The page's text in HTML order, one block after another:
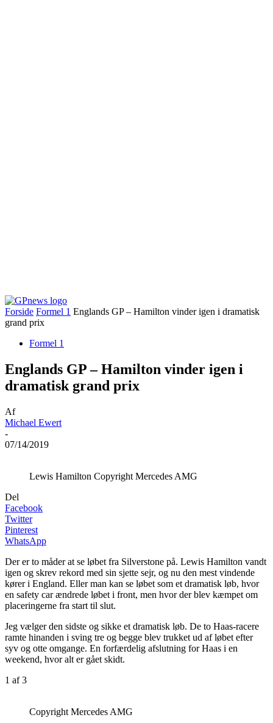
Forside Formel 1 Englands GP – Hamilton vinder igen i dramatisk
grand prix
Formel 1
Englands GP – Hamilton vinder igen i
dramatisk grand prix
Af
Michael Ewert
-
07/14/2019
Lewis Hamilton Copyright Mercedes AMG
Del
Facebook
Twitter
Pinterest
WhatsApp
Der er to måder at se løbet fra Silverstone på. Lewis Hamilton vandt
igen og skrev rekord med sin sjette sejr, og nu den mest vindende
kører i England. Eller man kan se løbet som et dramatisk løb, hvor
en safety car ændrede løbet i front, men hvor der blev kæmpet om
placeringerne fra start til slut.
Jeg vælger den sidste og sikke et dramatisk løb. De to Haas-racere
ramte hinanden i sving tre og begge blev trukket ud af løbet efter
syv og otte omgange. En forfærdelig afslutning for Haas i en
weekend, hvor alt er gået skidt.
1 af 3
Copyright Mercedes AMG